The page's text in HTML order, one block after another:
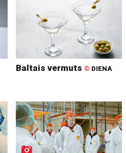
Baltais vermuts © DIENA